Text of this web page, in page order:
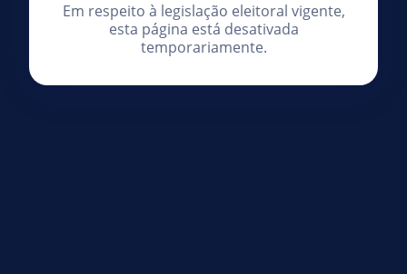
Em respeito à legislação eleitoral vigente,
esta página está desativada
temporariamente.